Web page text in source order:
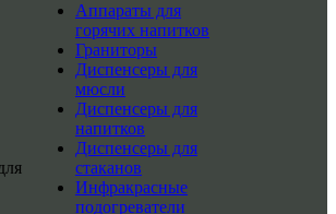
Аппараты для
горячих напитков
Граниторы
Диспенсеры для
мюсли
Диспенсеры для
напитков
Диспенсеры для
стаканов
Инфракрасные
подогреватели